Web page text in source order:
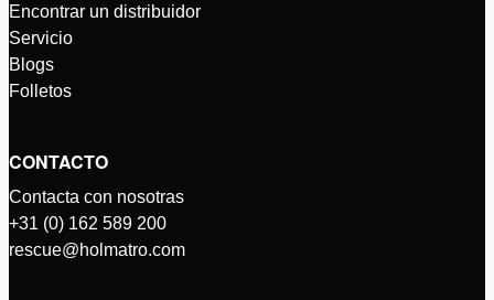
Encontrar un distribuidor
Servicio
Blogs
Folletos
CONTACTO
Contacta con nosotras
+31 (0) 162 589 200
rescue@holmatro.com